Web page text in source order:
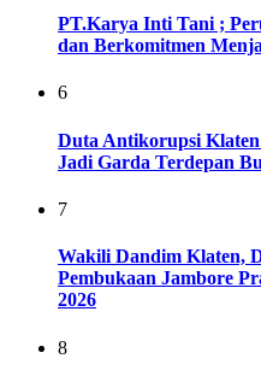
PT.Karya Inti Tani ;
dan Berkomitmen
6
Duta Antikorupsi
Jadi Garda Terdepan
7
Wakili Dandim Klaten,
Pembukaan Jambore
2026
8